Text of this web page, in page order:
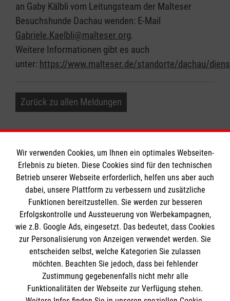
an Gaby Kälbli vom Leitungsteam der Malteser
Besuchshunde Dachau wenden: E-Mail
Gabriele.Kaelbli@malteser.org.
Weitere Informationen gibt es auch
unter: https://www.malteser.de/standorte/dachau/
Zurück zu allen Meldungen
Informationen
Impressum
Datenschutz
Kontakt
Barrierefreiheit
Die Malteser
Malteser in Deutschland
Malteserorden
Spendenkonto
Wir verwenden Cookies, um Ihnen ein optimales Webseiten-
Erlebnis zu bieten. Diese Cookies sind für den technischen
Betrieb unserer Webseite erforderlich, helfen uns aber auch
dabei, unsere Plattform zu verbessern und zusätzliche
Funktionen bereitzustellen. Sie werden zur besseren
Erfolgskontrolle und Aussteuerung von Werbekampagnen,
wie z.B. Google Ads, eingesetzt. Das bedeutet, dass Cookies
zur Personalisierung von Anzeigen verwendet werden. Sie
entscheiden selbst, welche Kategorien Sie zulassen
möchten. Beachten Sie jedoch, dass bei fehlender
Zustimmung gegebenenfalls nicht mehr alle
Funktionalitäten der Webseite zur Verfügung stehen.